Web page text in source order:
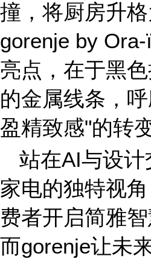
撞，将厨房升
gorenje by
亮点，在于黑
的金属线条，
盈精致感"的转变
站在AI与设
家电的独特视
费者开启简雅
而gorenje让未